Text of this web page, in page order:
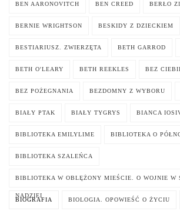
BEN AARONOVITCH BEN CREED BERŁO
BERNIE WRIGHTSON BESKIDY Z DZIECKIEM
BESTIARIUSZ. ZWIERZĘTA BETH GARROD
BETH O'LEARY BETH REEKLES BEZ
BEZ POŻEGNANIA BEZDOMNY Z WYBORU
BIAŁY PTAK BIAŁY TYGRYS BIANCA
BIBLIOTEKA EMILYLIME BIBLIOTEKA O
BIBLIOTEKA SZALEŃCA
BIBLIOTEKA W OBLĘŻONY MIEŚCIE. O WOJNIE W
NADZIEI
BIOGRAFIA BIOLOGIA. OPOWIEŚĆ O ŻYCIU